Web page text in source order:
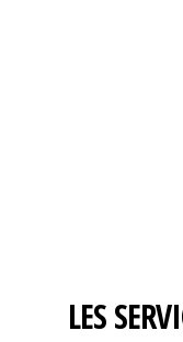
LES